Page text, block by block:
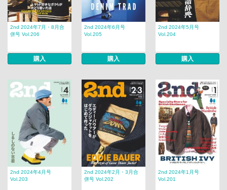
2nd 2024年7月・8月合
併号 Vol.206
購入
2nd 2024年6月号
Vol.205
購入
2nd 2024年5月号
Vol.204
購入
2nd 2024年4月号
Vol.203
2nd 2024年2月・3月合
併号 Vol.202
2nd 2024年1月号
Vol.201